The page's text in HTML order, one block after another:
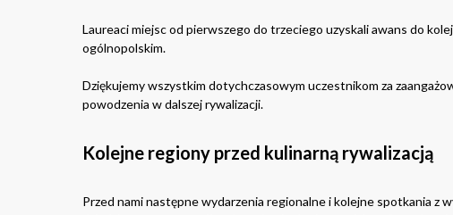
Laureaci miejsc od pierwszego do trzeciego uzyskali awans do
ogólnopolskim.
Dziękujemy wszystkim dotychczasowym uczestnikom za
powodzenia w dalszej rywalizacji.
Kolejne regiony przed kulinarną rywalizacją
Przed nami następne wydarzenia regionalne i kolejne spotkania z